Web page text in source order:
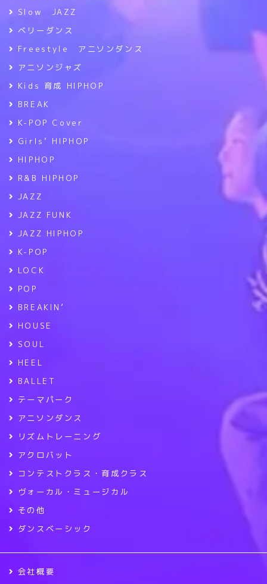
Slow JAZZ
ベリーダンス
Freestyle アニソンダンス
アニソンジャズ
Kids 育成 HIPHOP
BREAK
K-POP Cover
Girls’ HIPHOP
HIPHOP
R&B HIPHOP
JAZZ
JAZZ FUNK
JAZZ HIPHOP
K-POP
LOCK
POP
BREAKIN’
HOUSE
SOUL
HEEL
BALLET
テーマパーク
アニソンダンス
リズムトレーニング
アクロバット
コンテストクラス・育成クラス
ヴォーカル・ミュージカル
その他
ダンスベーシック
会社概要